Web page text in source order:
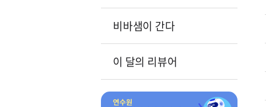
비바샘이 간다
이 달의 리뷰어